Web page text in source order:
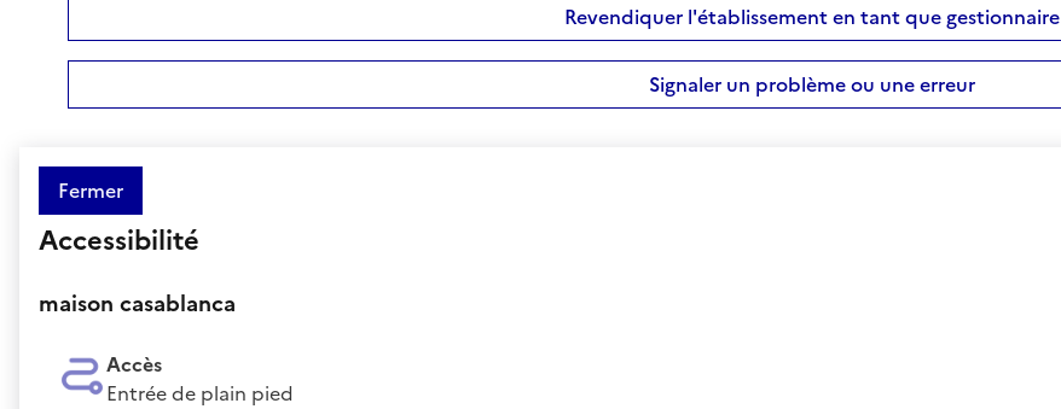
Revendiquer l'établissement en tant que gestionnaire
Signaler un problème ou une erreur
Fermer
Accessibilité
maison casablanca
Accès
Entrée de plain pied